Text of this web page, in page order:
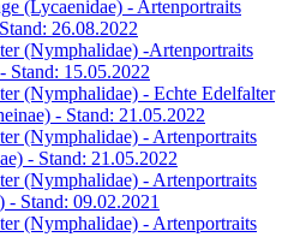
(Lycaenidae) - Artenportraits
26.08.2022
(Nymphalidae) -Artenportraits
Stand: 15.05.2022
(Nymphalidae) - Echte Edelfalter
- Stand: 21.05.2022
(Nymphalidae) - Artenportraits
- Stand: 21.05.2022
(Nymphalidae) - Artenportraits
Stand: 09.02.2021
(Nymphalidae) - Artenportraits